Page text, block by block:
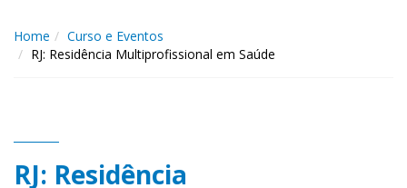
Home
Curso e Eventos
RJ: Residência Multiprofissional em Saúde
RJ: Residência